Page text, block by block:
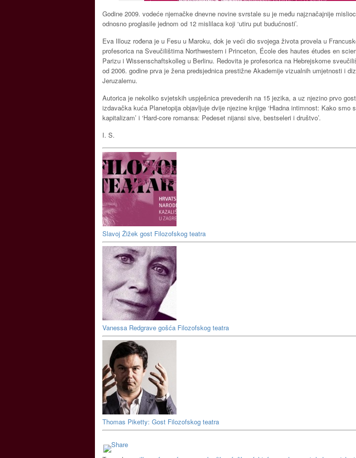
Godine 2009. vodeće njemačke dnevne novine svrstale su je među najznačajnije
odnosno proglasile jednom od 12 mislilaca koji ‘utiru put budućnosti’.
Eva Illouz rođena je u Fesu u Maroku, dok je veći dio svojega života provela u
profesorica na Sveučilištima Northwestern i Princeton, École des hautes études en
Parizu i Wissenschaftskolleg u Berlinu. Redovita je profesorica na Hebrejskome
od 2006. godine prva je žena predsjednica prestižne Akademije vizualnih umjetnosti i
Jeruzalemu.
Autorica je nekoliko svjetskih uspješnica prevedenih na 15 jezika, a uz njezino prvo
izdavačka kuća Planetopija objavljuje dvije njezine knjige ‘Hladna intimnost: Kako smo
kapitalizam’ i ‘Hard-core romansa: Pedeset nijansi sive, bestseleri i društvo’.
I. S.
Slavoj Žižek gost Filozofskog teatra
Vanessa Redgrave gošća Filozofskog teatra
Thomas Piketty: Gost Filozofskog teatra